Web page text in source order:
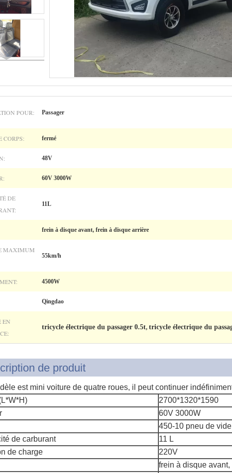
POUR: Passager
CORPS: fermé
48V
60V 3000W
DE
11L
frein à disque avant, frein à disque arrière
MAXIMUM
55km/h
4500W
Qingdao
EN
tricycle électrique du passager 0.5t, tricycle électrique du
de produit
est mini voiture de quatre roues, il peut continuer
2700*1320*1590
60V 3000W
450-10 pneu de
de carburant
11 L
de charge
220V
frein à disque